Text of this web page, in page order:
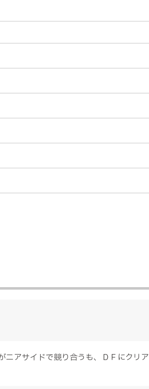
ニアサイドで競り合うも、ＤＦにクリア